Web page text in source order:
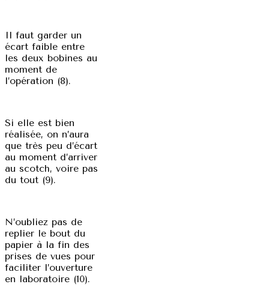
Il faut garder un
écart faible entre
les deux bobines au
moment de
l’opération (8).
Si elle est bien
réalisée, on n’aura
que très peu d’écart
au moment d’arriver
au scotch, voire pas
du tout (9).
N’oubliez pas de
replier le bout du
papier à la fin des
prises de vues pour
faciliter l’ouverture
en laboratoire (10).